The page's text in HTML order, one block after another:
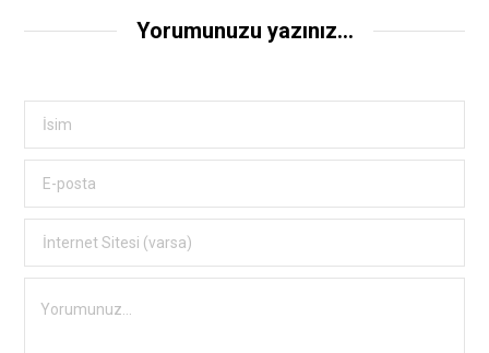
Yorumunuzu yazınız...